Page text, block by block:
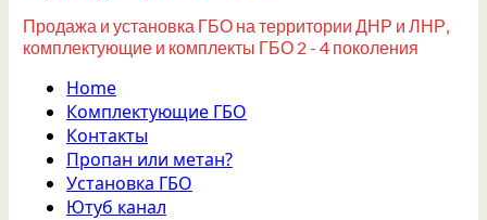
Продажа и установка ГБО на территории ДНР и ЛНР,
комплектующие и комплекты ГБО 2 - 4 поколения
Home
Комплектующие ГБО
Контакты
Пропан или метан?
Установка ГБО
Ютуб канал